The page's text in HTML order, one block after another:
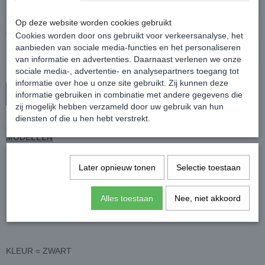
Aantal
In winkelwagen
MODELLEN
KLEUR = ZWART
Op deze website worden cookies gebruikt
Cookies worden door ons gebruikt voor verkeersanalyse, het
aanbieden van sociale media-functies en het personaliseren
van informatie en advertenties. Daarnaast verlenen we onze
sociale media-, advertentie- en analysepartners toegang tot
informatie over hoe u onze site gebruikt. Zij kunnen deze
informatie gebruiken in combinatie met andere gegevens die
zij mogelijk hebben verzameld door uw gebruik van hun
diensten of die u hen hebt verstrekt.
Later opnieuw tonen Selectie toestaan
Alles toestaan Nee, niet akkoord